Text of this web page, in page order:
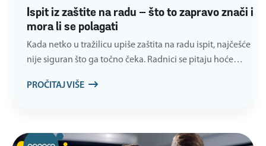
Ispit iz zaštite na radu – što to zapravo znači i
mora li se polagati
Kada netko u tražilicu upiše zaštita na radu ispit, najčešće
nije siguran što ga točno čeka. Radnici se pitaju hoće…
PROČITAJ VIŠE